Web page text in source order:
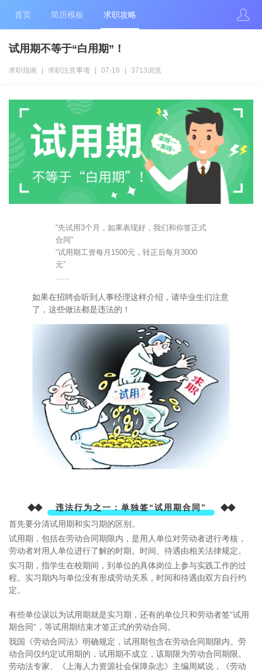
首页 简历模板 求职攻略
试用期不等于“白用期”！
求职指南 求职注意事项 07-16 3713浏览
“先试用3个月，如果表现好，我们和你签正式
合同”
“试用期工资每月1500元，转正后每月3000
元”
如果在招聘会听到人事经理这样介绍，请毕业生们注意
了，这些做法都是违法的！
◆◆ 违法行为之一：单独签“试用期合同” ◆◆
首先要分清试用期和实习期的区别。
试用期，包括在劳动合同期限内，是用人单位对劳动者进行考核，
劳动者对用人单位进行了解的时期。时间、待遇由相关法律规定。
实习期，指学生在校期间，到单位的具体岗位上参与实践工作的过
程。实习期内与单位没有形成劳动关系，时间和待遇由双方自行约
定。
有些单位误以为试用期就是实习期，还有的单位只和劳动者签“试用
期合同”，等试用期结束才签正式的劳动合同。
我国《劳动合同法》明确规定，试用期包含在劳动合同期限内。劳
动合同仅约定试用期的，试用期不成立，该期限为劳动合同期限。
劳动法专家、《上海人力资源社会保障杂志》主编周斌说，《劳动